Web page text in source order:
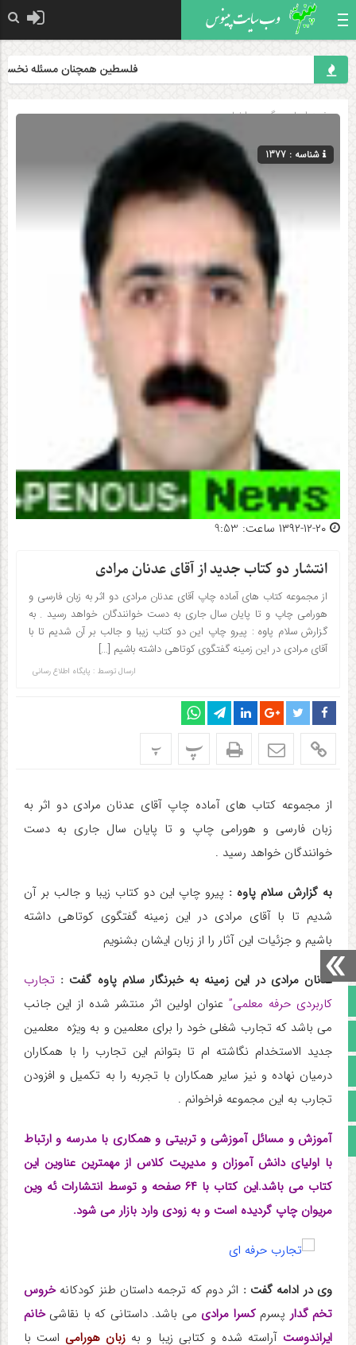
صفحه نخست
تالار گفتمان
آپارات
اینستاگرام
مجوز سایت
فلسطین همچنان مسئله نخست
صفحه اصلی» گروه »اخبار
شناسه : 1377
انتشار دو کتاب جدید از آقای عدنان مرادی
از مجموعه کتاب های آماده چاپ آقای عدنان مرادی دو اثر به زبان فارسی و
هورامی چاپ و تا پایان سال جاری به دست خوانندگان خواهد رسید . به
گزارش سلام پاوه : پیرو چاپ این دو کتاب زیبا و جالب بر آن شدیم تا با
آقای مرادی در این زمینه گفتگوی کوتاهی داشته باشیم […]
ارسال توسط : پایگاه اطلاع رسانی
پ پ
از مجموعه کتاب های آماده چاپ آقای عدنان مرادی دو اثر به
زبان فارسی و هورامی چاپ و تا پایان سال جاری به دست
خوانندگان خواهد رسید .
به گزارش سلام پاوه : پیرو چاپ این دو کتاب زیبا و جالب بر آن
شدیم تا با آقای مرادی در این زمینه گفتگوی کوتاهی داشته
باشیم و جزئیات این آثار را از زبان ایشان بشنویم
عدنان مرادی در این زمینه به خبرنگار سلام پاوه گفت : تجارب
کاربردی حرفه معلمی” عنوان اولین اثر منتشر شده از این جانب
می باشد که تجارب شغلی خود را برای معلمین و به ویژه معلمین
جدید الاستخدام نگاشته ام تا بتوانم این تجارب را با همکاران
درمیان نهاده و نیز سایر همکاران با تجربه را به تکمیل و افزودن
تجارب به این مجموعه فراخوانم .
آموزش و مسائل آموزشی و تربیتی و همکاری با مدرسه و ارتباط
با اولیای دانش آموزان و مدیریت کلاس از مهمترین عناوین این
کتاب می باشد.این کتاب با ۶۴ صفحه و توسط انتشارات ئه وین
مریوان چاپ گردیده است و به زودی وارد بازار می شود.
وی در ادامه گفت : اثر دوم که ترجمه داستان طنز کودکانهخروس
تخم گدار پسرمکسرا مرادی می باشد. داستانی که با نقاشیخانم
ایراندوست آراسته شده و کتابی زیبا و به زبان هورامی است با